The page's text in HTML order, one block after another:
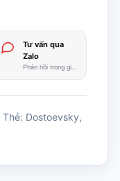
Tư vấn qua
Zalo
Phản hồi trong giờ làm việc
Thẻ: Dostoevsky,